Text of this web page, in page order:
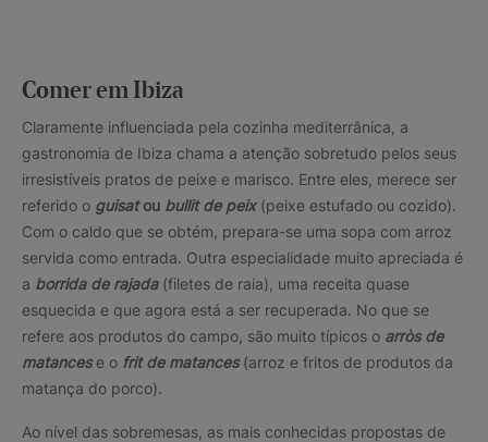
Comer em Ibiza
Claramente influenciada pela cozinha mediterrânica, a
gastronomia de Ibiza chama a atenção sobretudo pelos seus
irresistíveis pratos de peixe e marisco. Entre eles, merece ser
referido o guisatou bullit de peix (peixe estufado ou cozido).
Com o caldo que se obtém, prepara-se uma sopa com arroz
servida como entrada. Outra especialidade muito apreciada é
a borrida de rajada(filetes de raia), uma receita quase
esquecida e que agora está a ser recuperada. No que se
refere aos produtos do campo, são muito típicos o arròs de
matances e o frit de matances(arroz e fritos de produtos da
matança do porco).
Ao nível das sobremesas, as mais conhecidas propostas de